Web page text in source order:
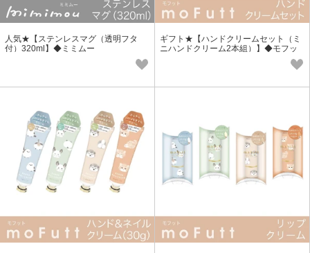
人気★【ステンレスマグ（透明フタ
付）320ml】◆ミミムー
ギフト★【ハンドクリームセット（ミ
ニハンドクリーム2本組）】◆モフッ